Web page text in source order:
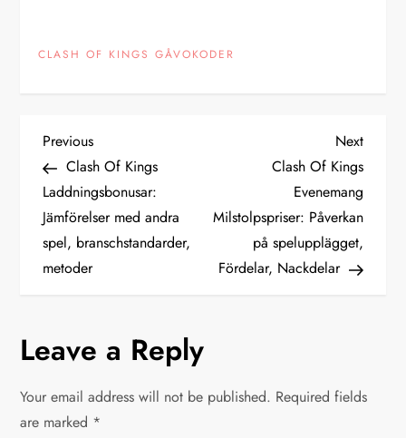
CLASH OF KINGS GÅVOKODER
P
o
s
t
a
v
Previous
Post
Previous
Clash Of Kings
Laddningsbonusar:
Jämförelser med andra
spel, branschstandarder,
metoder
Next
Post
Next
Clash Of Kings
Evenemang
Milstolpspriser: Påverkan
på spelupplägget,
Fördelar, Nackdelar
Leave a Reply
Your email address will not be published. Required fields
are marked *